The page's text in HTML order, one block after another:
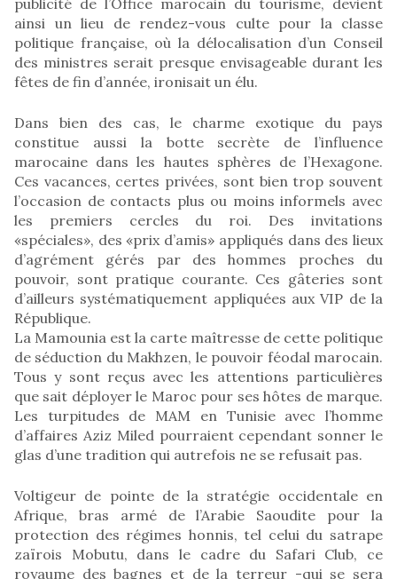
ainsi un lieu de rendez-vous culte pour la classe
politique française, où la délocalisation d’un Conseil
des ministres serait presque envisageable durant les
fêtes de fin d’année, ironisait un élu.
Dans bien des cas, le charme exotique du pays
constitue aussi la botte secrète de l’influence
marocaine dans les hautes sphères de l’Hexagone.
Ces vacances, certes privées, sont bien trop souvent
l’occasion de contacts plus ou moins informels avec
les premiers cercles du roi. Des invitations
«spéciales», des «prix d’amis» appliqués dans des lieux
d’agrément gérés par des hommes proches du
pouvoir, sont pratique courante. Ces gâteries sont
d’ailleurs systématiquement appliquées aux VIP de la
République.
La Mamounia est la carte maîtresse de cette politique
de séduction du Makhzen, le pouvoir féodal marocain.
Tous y sont reçus avec les attentions particulières
que sait déployer le Maroc pour ses hôtes de marque.
Les turpitudes de MAM en Tunisie avec l’homme
d’affaires Aziz Miled pourraient cependant sonner le
glas d’une tradition qui autrefois ne se refusait pas.
Voltigeur de pointe de la stratégie occidentale en
Afrique, bras armé de l’Arabie Saoudite pour la
protection des régimes honnis, tel celui du satrape
zaïrois Mobutu, dans le cadre du Safari Club, ce
royaume des bagnes et de la terreur -qui se sera